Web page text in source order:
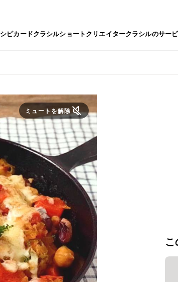
ピカードクラシルショートクリエイタークラシルのサー
ミュートを解除